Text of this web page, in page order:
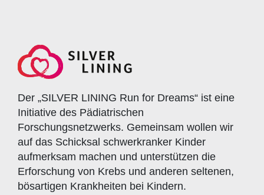
Der „SILVER LINING Run for Dreams“ ist eine
Initiative des Pädiatrischen
Forschungsnetzwerks. Gemeinsam wollen wir
auf das Schicksal schwerkranker Kinder
aufmerksam machen und unterstützen die
Erforschung von Krebs und anderen seltenen,
bösartigen Krankheiten bei Kindern.